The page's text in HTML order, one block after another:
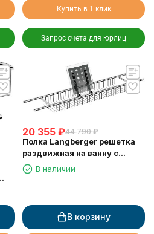
Купить в 1 клик
Запрос счета для юрлиц
20 355 ₽44 790 ₽
Полка Langberger решетка
раздвижная на ванну с
резиновыми протекторами
79260
В наличии
В корзину